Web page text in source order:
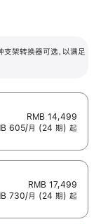
架转换器可选，以满足
RMB 14,499
605/月 (24 期) 起
RMB 17,499
730/月 (24 期) 起